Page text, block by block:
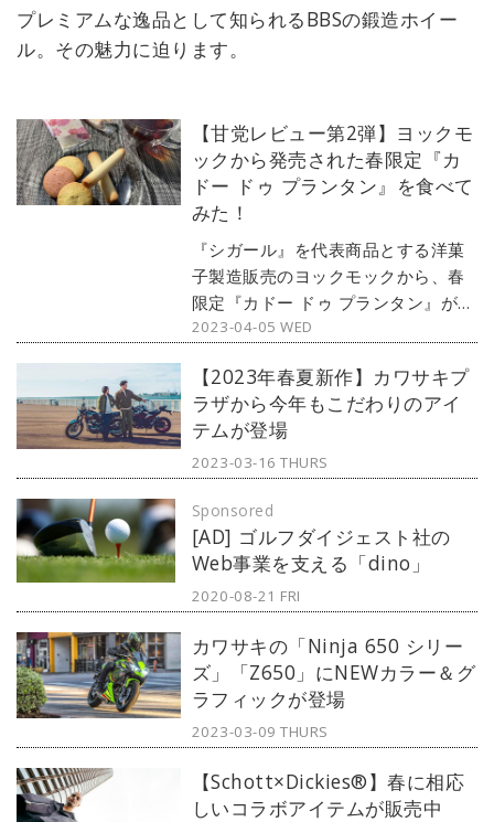
プレミアムな逸品として知られるBBSの鍛造ホイー
ル。その魅力に迫ります。
【甘党レビュー第2弾】ヨックモ
ックから発売された春限定『カ
ドー ドゥ プランタン』を食べて
みた！
『シガール』を代表商品とする洋菓
⼦製造販売のヨックモックから、春
限定『カドー ドゥ プランタン』が発
売された。以前おこなった実食レビ
部員が食べまくる！ 実際のレビュー
とあわせてご紹介しよう。
2023-04-05 WED
【2023年春夏新作】カワサキプ
ラザから今年もこだわりのアイ
テムが登場
2023-03-16 THURS
[AD] ゴルフダイジェスト社の
Web事業を支える「dino」
Sponsored
2020-08-21 FRI
カワサキの「Ninja 650 シリー
ズ」「Z650」にNEWカラー＆グ
ラフィックが登場
2023-03-09 THURS
【Schott×Dickies®】春に相応
しいコラボアイテムが販売中